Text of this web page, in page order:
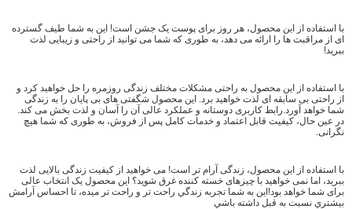
با استفاده از این محصول، هر روز برای پوست یک جشن است! این به شما طیف گسترده
ای از مراقبت ها را ارائه می دهد، به طوری که شما می توانید از راحتی و زیبایی لذت
ببرید!
با استفاده از این محصول به راحتی مشکلات مختلف زندگی روزمره را حل خواهید کرد و
از راحتی بی سابقه ای لذت خواهید برد. این محصول شگفتی های بی پایان را به زندگی
شما خواهد آورد.رابط کاربری دوستانه و عملکرد عالی آن را آسان و لذت بخش می کند.
در عین حال، کیفیت قابل اعتماد و خدمات کامل پس از فروش، به طوری که شما هیچ
نگرانی.
با استفاده از این محصول، زندگی آرام تر است! می خواهید از کیفیت زندگی بالایی لذت
ببرید، اما نمی خواهید با چیزهای خسته کننده غرق شوید؟ این محصول یک انتخاب عالی
برای شما خواهد بود!اين به شما تجربه زندگي راحت تر و راحت تر ميده، تا احساس آرامش
بيشتري نسبت به قبل داشته باشي